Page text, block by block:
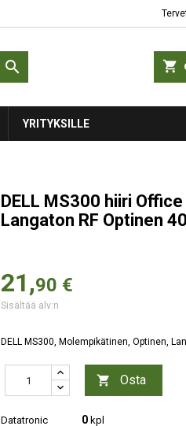
shopping_cart

YRITYKSILLE
DELL MS300 hiiri
Langaton RF Optinen
21,90 €
Sisältää alv:n
DELL MS300, Molempikätinen, Optinen,
 Osta
Datatronic 0 kpl